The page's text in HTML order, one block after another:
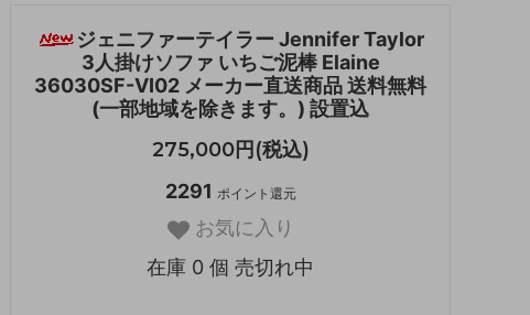
ジェニファーテイラー Jennifer Taylor
3人掛けソファ いちご泥棒 Elaine
36030SF-VI02 メーカー直送商品 送料無料
(一部地域を除きます。) 設置込
275,000円(税込)
2291 ポイント還元
お気に入り
在庫 0 個 売切れ中